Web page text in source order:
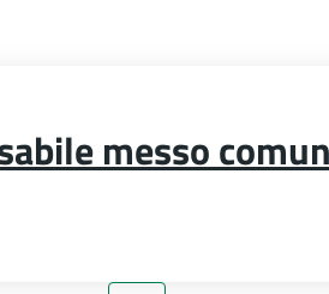
messo